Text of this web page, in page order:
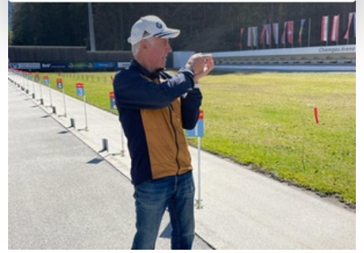
bestimmten Merkmalen (Fingerprinting) identifizieren
Erfahren Sie mehr darüber, wie Ihre persönlichen Daten
verarbeitet werden, und legen Sie Ihre Präferenzen im
Abschnitt Einzelheitenfest.
Wir verwenden Cookies, um Inhalte und Anzeigen zu
personalisieren, Funktionen für soziale Medien anbieten
zu können und die Zugriffe auf unsere Website zu
analysieren. Außerdem geben wir Informationen zu Ihrer
Verwendung unserer Website an unsere Partner für
soziale Medien, Werbung und Analysen weiter. Unsere
Partner führen diese Informationen möglicherweise mit